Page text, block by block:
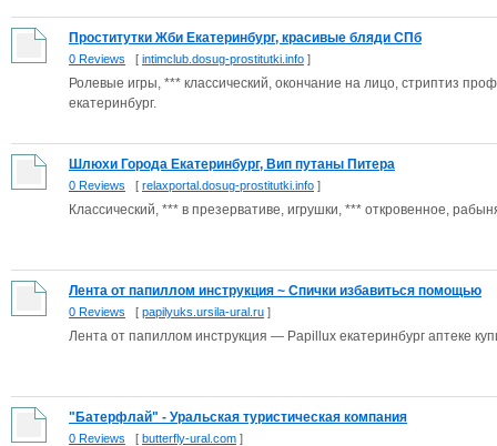
Проститутки Жби Екатеринбург, красивые бляди СПб
0 Reviews [ intimclub.dosug-prostitutki.info ]
Ролевые игры, *** классический, окончание на лицо, стриптиз
екатеринбург.
Шлюхи Города Екатеринбург, Вип путаны Питера
0 Reviews [ relaxportal.dosug-prostitutki.info ]
Классичеcкий, *** в презервативе, игрушки, *** откровенное,
Лента от папиллом инструкция ~ Спички избавиться помощью
0 Reviews [ papilyuks.ursila-ural.ru ]
Лента от папиллом инструкция — Papillux екатеринбург аптеке
"Батерфлай" - Уральская туристическая компания
0 Reviews [ butterfly-ural.com ]